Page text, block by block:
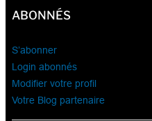
ABONNÉS
S’abonner
Login abonnés
Modifier votre profil
Votre Blog partenaire